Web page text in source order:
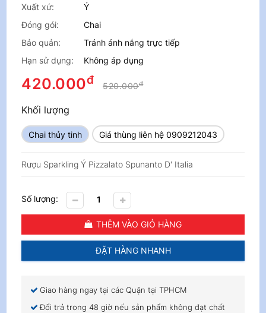
Xuất xứ:
Ý
Đóng gói:
Chai
Bảo quản:
Tránh ánh nắng trực tiếp
Hạn sử dụng:
Không áp dụng
420.000đ 520.000đ
Khối lượng
Chai thủy tinh Giá thùng liên hệ 0909212043
Rượu Sparkling Ý Pizzalato Spunanto D' Italia
Số lượng:
THÊM VÀO GIỎ HÀNG
ĐẶT HÀNG NHANH
Giao hàng ngay tại các Quận tại TPHCM
Đổi trả trong 48 giờ nếu sản phẩm không đạt chất